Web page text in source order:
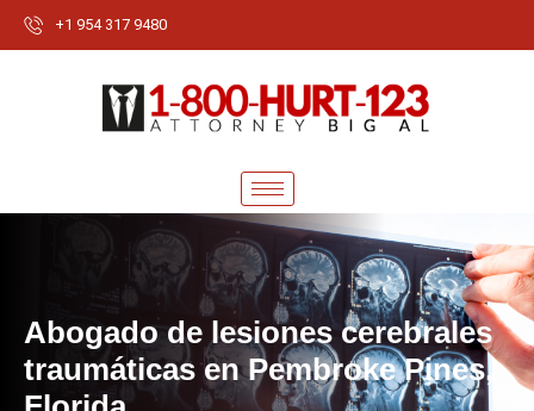
+1 954 317 9480
Abogado de lesiones cerebrales
traumáticas en Pembroke Pines,